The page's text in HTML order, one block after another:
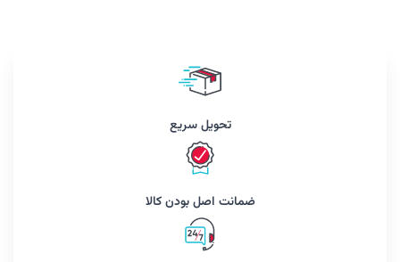
تحویل سریع
ضمانت اصل بودن کالا